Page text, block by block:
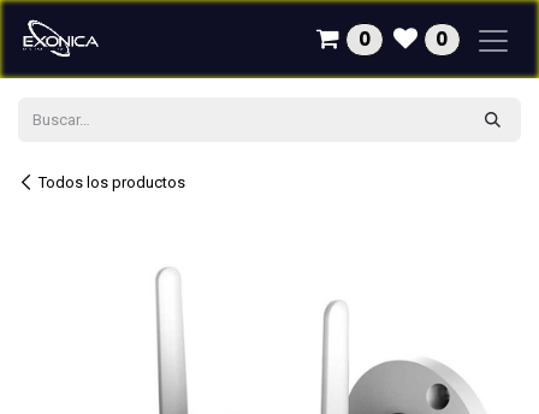
Ir al contenido
0 0
Todos los productos